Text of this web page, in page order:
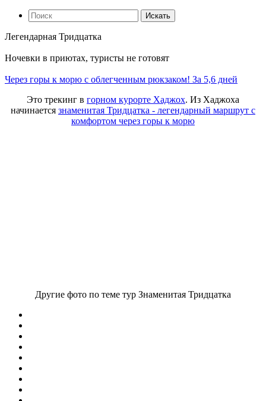
Искать
Легендарная Тридцатка
Ночевки в приютах, туристы не готовят
Через горы к морю с облегченным рюкзаком! За 5,6 дней
Это трекинг в горном курорте Хаджох. Из Хаджоха
начинается знаменитая Тридцатка - легендарный маршрут с
комфортом через горы к морю
Другие фото по теме тур Знаменитая Тридцатка